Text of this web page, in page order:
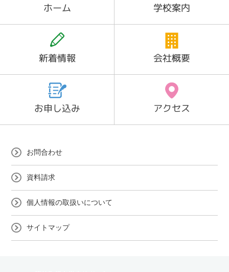
ホーム 学校案内
新着情報 会社概要
お申し込み アクセス
お問合わせ
資料請求
個人情報の取扱いについて
サイトマップ